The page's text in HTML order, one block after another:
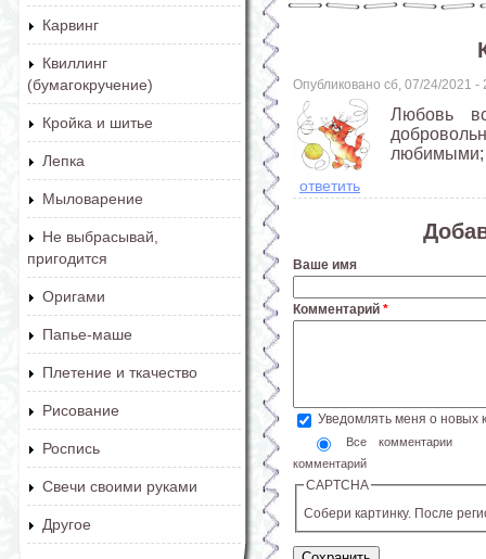
Карвинг
Квиллинг
(бумагокручение)
Кройка и шитье
Лепка
Мыловарение
Не выбрасывай,
пригодится
Оригами
Папье-маше
Плетение и ткачество
Рисование
Роспись
Свечи своими руками
Другое
Опубликовано сб, 07/24/2021
Любовь
любимыми;
ответить
Ваше имя
Комментарий *
Уведомлять меня о новых
Все комментарии
комментарий
CAPTCHA
Собери картинку. После